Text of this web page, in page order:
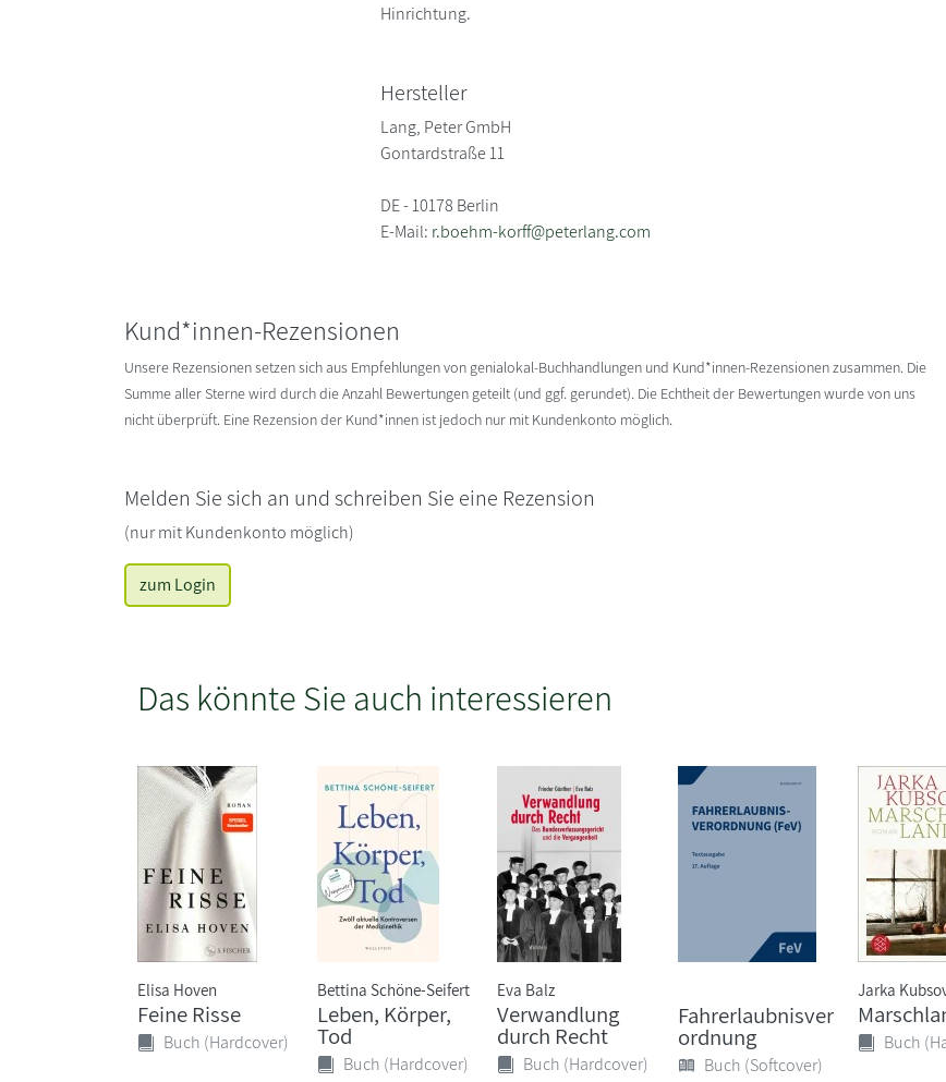
Hinrichtung.
Hersteller
Lang, Peter GmbH
Gontardstraße 11
DE - 10178 Berlin
E-Mail: r.boehm-korff@peterlang.com
Kund*innen-Rezensionen
Unsere Rezensionen setzen sich aus Empfehlungen von genialokal-Buchhandlungen und Kund*innen-Rezensionen zusammen. Die
Summe aller Sterne wird durch die Anzahl Bewertungen geteilt (und ggf. gerundet). Die Echtheit der Bewertungen wurde von uns
nicht überprüft. Eine Rezension der Kund*innen ist jedoch nur mit Kundenkonto möglich.
Melden Sie sich an und schreiben Sie eine Rezension
(nur mit Kundenkonto möglich)
zum Login
Das könnte Sie auch interessieren
Elisa Hoven
Feine Risse
Buch (Hardcover)
Bettina Schöne-Seifert
Leben, Körper,
Tod
Buch (Hardcover)
Eva Balz
Verwandlung
durch Recht
Buch (Hardcover)
Fahrerlaubnisver
ordnung
Buch (Softcover)
Jarka
Buch